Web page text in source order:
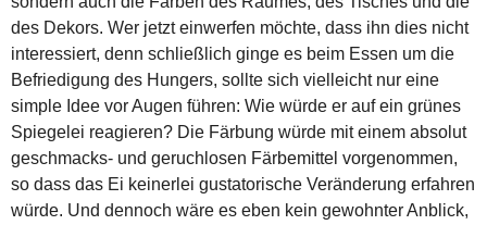
des Dekors. Wer jetzt einwerfen möchte, dass ihn dies nicht
interessiert, denn schließlich ginge es beim Essen um die
Befriedigung des Hungers, sollte sich vielleicht nur eine
simple Idee vor Augen führen: Wie würde er auf ein grünes
Spiegelei reagieren? Die Färbung würde mit einem absolut
geschmacks- und geruchlosen Färbemittel vorgenommen,
so dass das Ei keinerlei gustatorische Veränderung erfahren
würde. Und dennoch wäre es eben kein gewohnter Anblick,